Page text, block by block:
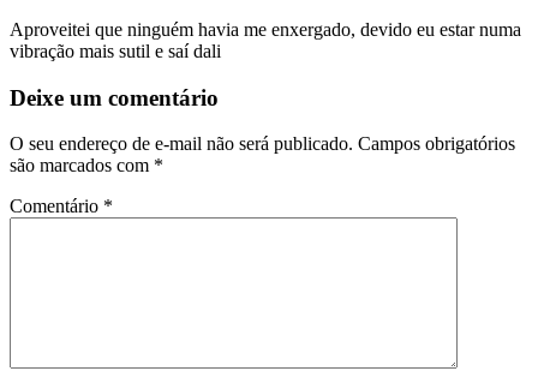
Aproveitei que ninguém havia me enxergado, devido eu estar numa
vibração mais sutil e saí dali
Deixe um comentário
O seu endereço de e-mail não será publicado. Campos obrigatórios
são marcados com *
Comentário *